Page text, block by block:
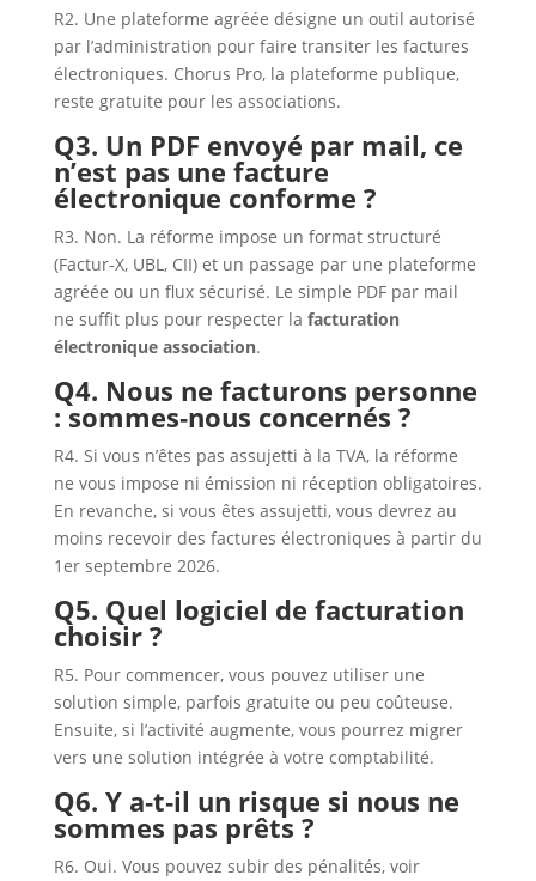
R2. Une plateforme agréée désigne un outil autorisé
par l’administration pour faire transiter les factures
électroniques. Chorus Pro, la plateforme publique,
reste gratuite pour les associations.
Q3. Un PDF envoyé par mail, ce
n’est pas une facture
électronique conforme ?
R3. Non. La réforme impose un format structuré
(Factur‑X, UBL, CII) et un passage par une plateforme
agréée ou un flux sécurisé. Le simple PDF par mail
ne suffit plus pour respecter la facturation
électronique association.
Q4. Nous ne facturons personne
: sommes‑nous concernés ?
R4. Si vous n’êtes pas assujetti à la TVA, la réforme
ne vous impose ni émission ni réception obligatoires.
En revanche, si vous êtes assujetti, vous devrez au
moins recevoir des factures électroniques à partir du
1er septembre 2026.
Q5. Quel logiciel de facturation
choisir ?
R5. Pour commencer, vous pouvez utiliser une
solution simple, parfois gratuite ou peu coûteuse.
Ensuite, si l’activité augmente, vous pourrez migrer
vers une solution intégrée à votre comptabilité.
Q6. Y a‑t‑il un risque si nous ne
sommes pas prêts ?
R6. Oui. Vous pouvez subir des pénalités, voir